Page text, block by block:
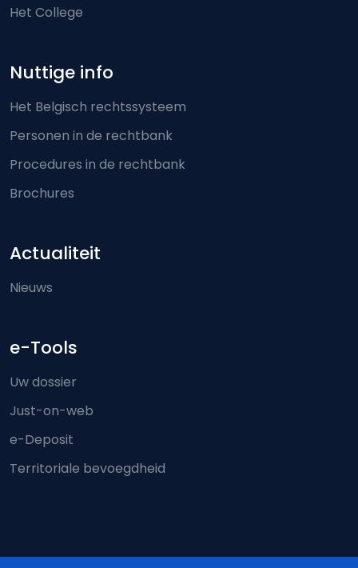
Het College
Nuttige info
Het Belgisch rechtssysteem
Personen in de rechtbank
Procedures in de rechtbank
Brochures
Actualiteit
Nieuws
e-Tools
Uw dossier
Just-on-web
e-Deposit
Territoriale bevoegdheid